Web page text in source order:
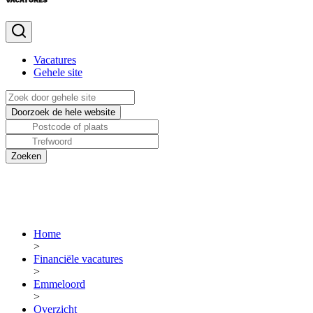
Vacatures
Gehele site
Home
>
Financiële vacatures
>
Emmeloord
>
Overzicht